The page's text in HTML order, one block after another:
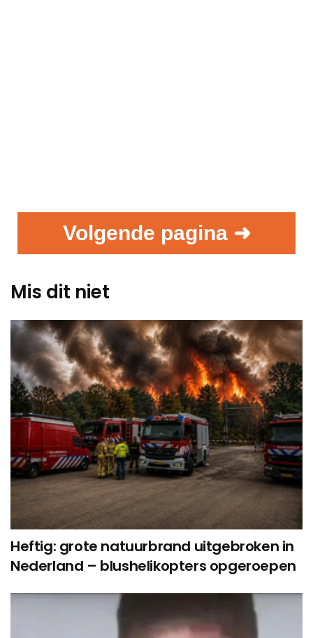
Volgende pagina ➜
Mis dit niet
Heftig: grote natuurbrand uitgebroken in
Nederland – blushelikopters opgeroepen